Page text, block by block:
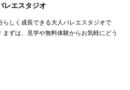
エスタジオ
らしく成長できる大人バレエスタジオで
ずは、見学や無料体験からお気軽にどう